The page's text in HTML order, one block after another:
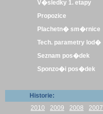
V�sledky 1. etapy
Propozice
Plachetn� sm�rnice
Tech. parametry lod�
Seznam pos�dek
Sponzo�i pos�dek
Historie:
2010
2009 2008
2007